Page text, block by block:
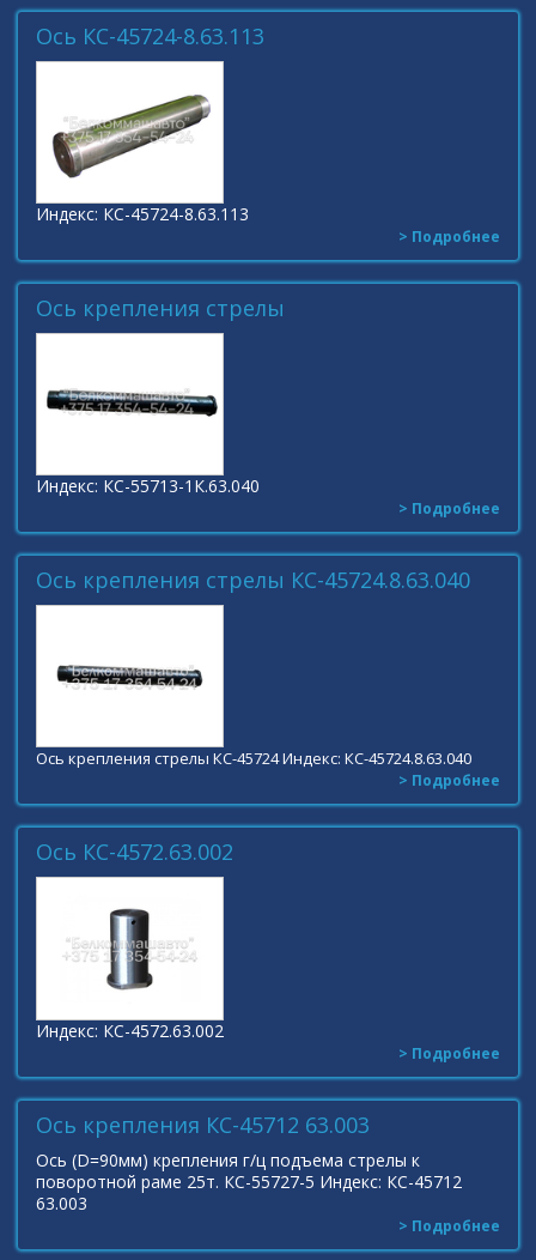
Ось КС-45724-8.63.113
Индекс: КС-45724-8.63.113
> Подробнее
Ось крепления стрелы
Индекс: КС-55713-1К.63.040
> Подробнее
Ось крепления стрелы КС-45724.8.63.040
Ось крепления стрелы КС-45724 Индекс: КС-45724.8.63.040
> Подробнее
Ось КС-4572.63.002
Индекс: КС-4572.63.002
> Подробнее
Ось крепления КС-45712 63.003
Ось (D=90мм) крепления г/ц подъема стрелы к
поворотной раме 25т. КС-55727-5 Индекс: КС-45712
63.003
> Подробнее